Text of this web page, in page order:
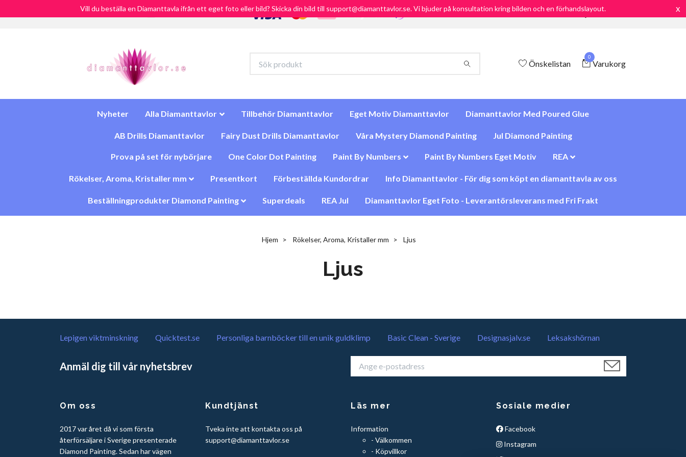
x
Vill du beställa en Diamanttavla ifrån ett eget foto eller bild? Skicka din bild till support@diamanttavlor.se. Vi bjuder på konsultation kring bilden och en förhandslayout.
Fri Frakt över 900:- SEK Frakt endast 69:-/ Snabb leverans / Nöjd kund Garanti
Önskelistan
0
Varukorg
Nyheter Alla Diamanttavlor Tillbehör Diamanttavlor Eget Motiv Diamanttavlor Diamanttavlor Med Poured Glue
AB Drills Diamanttavlor Fairy Dust Drills Diamanttavlor Våra Mystery Diamond Painting Jul Diamond Painting
Prova på set för nybörjare One Color Dot Painting Paint By Numbers Paint By Numbers Eget Motiv REA
Rökelser, Aroma, Kristaller mm Presentkort Förbeställda Kundordrar Info Diamanttavlor - För dig som köpt en diamanttavla av oss
Beställningprodukter Diamond Painting Superdeals REA Jul Diamanttavlor Eget Foto - Leverantörsleverans med Fri Frakt
Hjem Rökelser, Aroma, Kristaller mm Ljus
Ljus
Lepigen viktminskning Quicktest.se Personliga barnböcker till en unik guldklimp Basic Clean - Sverige Designasjalv.se Leksakshörnan
Anmäl dig till vår nyhetsbrev
Om oss
2017 var året då vi som första
återförsäljare i Sverige presenterade
Diamond Painting. Sedan har vägen
Kundtjänst
Tveka inte att kontakta oss på
support@diamanttavlor.se
Läs mer
Information
- Välkommen
- Köpvillkor
Sosiale medier
Facebook
Instagram